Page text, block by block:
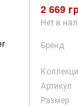
2 669
Нет в
Бренд
Артикул
Размер